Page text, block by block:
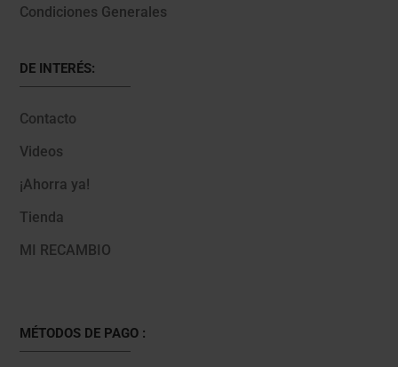
Condiciones Generales
DE INTERÉS:
Contacto
Videos
¡Ahorra ya!
Tienda
MI RECAMBIO
MÉTODOS DE PAGO :